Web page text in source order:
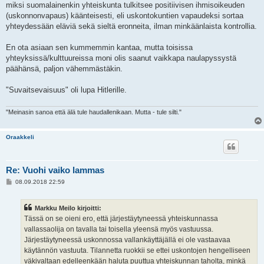
miksi suomalainenkin yhteiskunta tulkitsee positiivisen ihmisoikeuden
(uskonnonvapaus) käänteisesti, eli uskontokuntien vapaudeksi sortaa
yhteydessään eläviä sekä sieltä eronneita, ilman minkäänlaista kontrollia.
En ota asiaan sen kummemmin kantaa, mutta toisissa
yhteyksissä/kulttuureissa moni olis saanut vaikkapa naulapyssystä
päähänsä, paljon vähemmästäkin.
"Suvaitsevaisuus" oli lupa Hitlerille.
"Meinasin sanoa että älä tule haudallenikaan. Mutta - tule silti."
Oraakkeli
Re: Vuohi vaiko lammas
V08.09.2018 22:59
Markku Meilo kirjoitti:
Tässä on se oieni ero, että järjestäytyneessä yhteiskunnassa
vallassaolija on tavalla tai toisella yleensä myös vastuussa.
Järjestäytyneessä uskonnossa vallankäyttäjällä ei ole vastaavaa
käytännön vastuuta. Tilannetta ruokkii se ettei uskontojen hengelliseen
väkivaltaan edelleenkään haluta puuttua yhteiskunnan taholta, minkä